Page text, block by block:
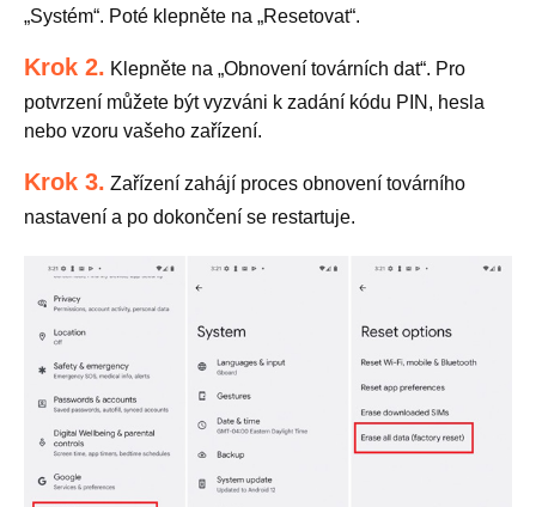
„Systém“. Poté klepněte na „Resetovat“.
Krok 2. Klepněte na „Obnovení továrních dat“. Pro
potvrzení můžete být vyzváni k zadání kódu PIN, hesla
nebo vzoru vašeho zařízení.
Krok 3. Zařízení zahájí proces obnovení továrního
nastavení a po dokončení se restartuje.